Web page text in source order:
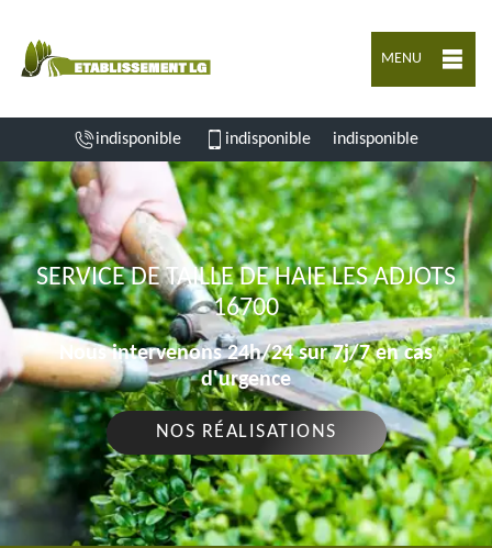
MENU
indisponible indisponible indisponible
SERVICE DE TAILLE DE HAIE LES ADJOTS
16700
Nous intervenons 24h/24 sur 7j/7 en cas
d'urgence
NOS RÉALISATIONS